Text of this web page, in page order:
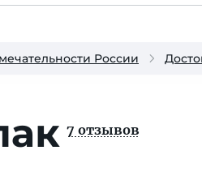
России
7 отзывов